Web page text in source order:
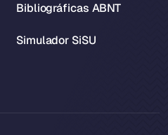
Bibliográficas ABNT
Simulador SiSU